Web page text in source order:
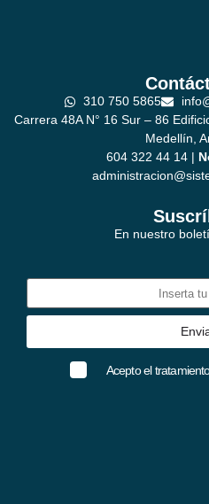
310 750 5865
Carrera 48A N° 16 Sur – 86
Medellín,
604 322 44 14 |
En nuestro
Acepto el